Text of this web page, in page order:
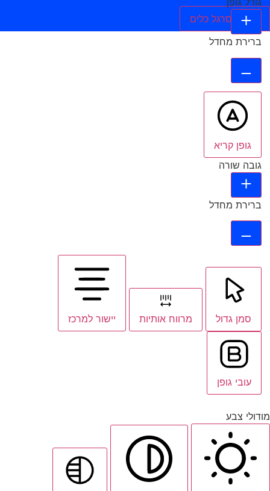
הסתר סרגל כלים
ברירת מחדל
גופן קריא
גובה שורה
ברירת מחדל
סמן גדול מרווח אותיות יישור למרכז
עובי גופן
מודולי צבע